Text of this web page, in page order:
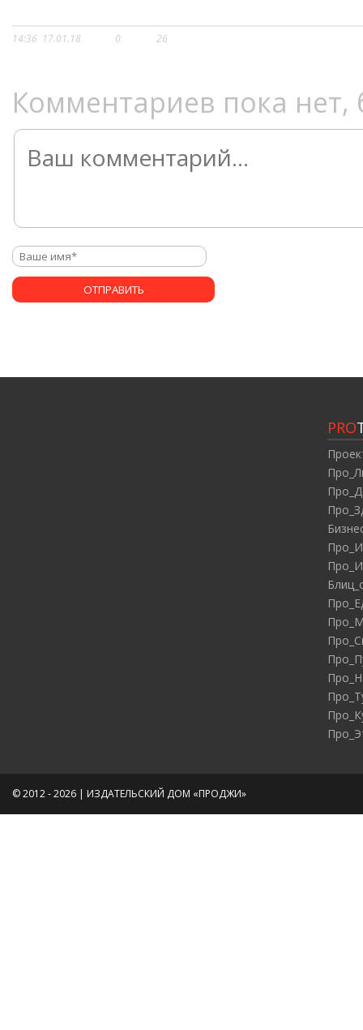
14:36 17.01.18 0 26
Комментариев пока нет,
PRO
© 2012 - 2026 | ИЗДАТЕЛЬСКИЙ ДОМ «ПРОДЖИ»